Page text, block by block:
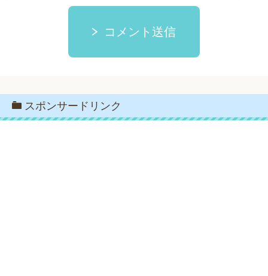
コメント送信
スポンサードリンク